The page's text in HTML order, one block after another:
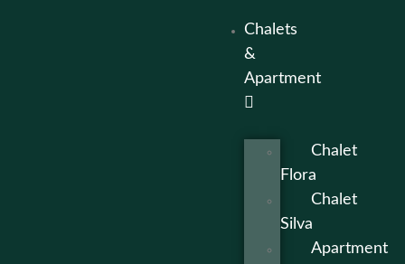
Chalets
&
Apartment
Chalet
Flora
Chalet
Silva
Apartment